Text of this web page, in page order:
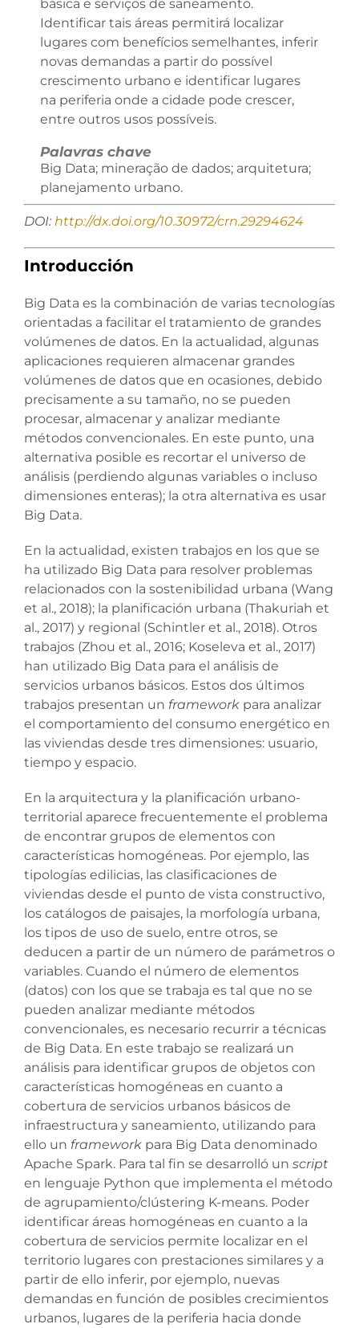
básica e serviços de saneamento.
Identificar tais áreas permitirá localizar
lugares com benefícios semelhantes, inferir
novas demandas a partir do possível
crescimento urbano e identificar lugares
na periferia onde a cidade pode crescer,
entre outros usos possíveis.
Palavras chave
Big Data; mineração de dados; arquitetura;
planejamento urbano.
DOI: http://dx.doi.org/10.30972/crn.29294624
Introducción
Big Data es la combinación de varias tecnologías
orientadas a facilitar el tratamiento de grandes
volúmenes de datos. En la actualidad, algunas
aplicaciones requieren almacenar grandes
volúmenes de datos que en ocasiones, debido
precisamente a su tamaño, no se pueden
procesar, almacenar y analizar mediante
métodos convencionales. En este punto, una
alternativa posible es recortar el universo de
análisis (perdiendo algunas variables o incluso
dimensiones enteras); la otra alternativa es usar
Big Data.
En la actualidad, existen trabajos en los que se
ha utilizado Big Data para resolver problemas
relacionados con la sostenibilidad urbana (Wang
et al., 2018); la planificación urbana (Thakuriah et
al., 2017) y regional (Schintler et al., 2018). Otros
trabajos (Zhou et al., 2016; Koseleva et al., 2017)
han utilizado Big Data para el análisis de
servicios urbanos básicos. Estos dos últimos
trabajos presentan un framework para analizar
el comportamiento del consumo energético en
las viviendas desde tres dimensiones: usuario,
tiempo y espacio.
En la arquitectura y la planificación urbano-
territorial aparece frecuentemente el problema
de encontrar grupos de elementos con
características homogéneas. Por ejemplo, las
tipologías edilicias, las clasificaciones de
viviendas desde el punto de vista constructivo,
los catálogos de paisajes, la morfología urbana,
los tipos de uso de suelo, entre otros, se
deducen a partir de un número de parámetros o
variables. Cuando el número de elementos
(datos) con los que se trabaja es tal que no se
pueden analizar mediante métodos
convencionales, es necesario recurrir a técnicas
de Big Data. En este trabajo se realizará un
análisis para identificar grupos de objetos con
características homogéneas en cuanto a
cobertura de servicios urbanos básicos de
infraestructura y saneamiento, utilizando para
ello un framework para Big Data denominado
Apache Spark. Para tal fin se desarrolló un script
en lenguaje Python que implementa el método
de agrupamiento/clústering K-means. Poder
identificar áreas homogéneas en cuanto a la
cobertura de servicios permite localizar en el
territorio lugares con prestaciones similares y a
partir de ello inferir, por ejemplo, nuevas
demandas en función de posibles crecimientos
urbanos, lugares de la periferia hacia donde